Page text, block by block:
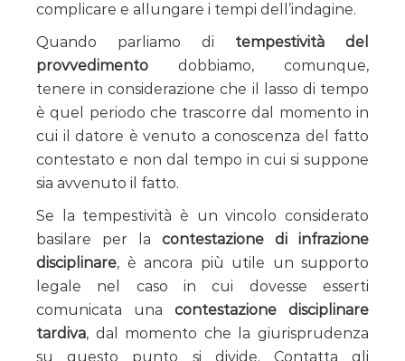
complicare e allungare i tempi dell’indagine.
Quando parliamo di tempestività del
provvedimento dobbiamo, comunque,
tenere in considerazione che il lasso di tempo
è quel periodo che trascorre dal momento in
cui il datore è venuto a conoscenza del fatto
contestato e non dal tempo in cui si suppone
sia avvenuto il fatto.
Se la tempestività è un vincolo considerato
basilare per la contestazione di infrazione
disciplinare, è ancora più utile un supporto
legale nel caso in cui dovesse esserti
comunicata una contestazione disciplinare
tardiva, dal momento che la giurisprudenza
su questo punto si divide. Contatta gli